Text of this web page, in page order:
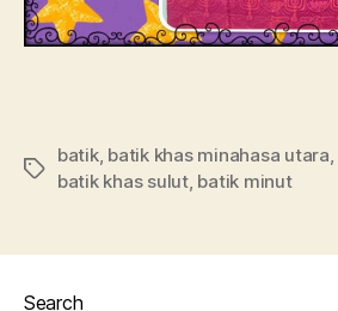
Tags
batik, batik khas minahasa utara
batik khas sulut, batik minut
Search